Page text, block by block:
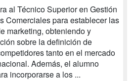
al Técnico Superior en Gestión
Comerciales para establecer las
marketing, obteniendo y
sobre la definición de
tanto en el mercado
Además, el alumno
incorporarse a los ...